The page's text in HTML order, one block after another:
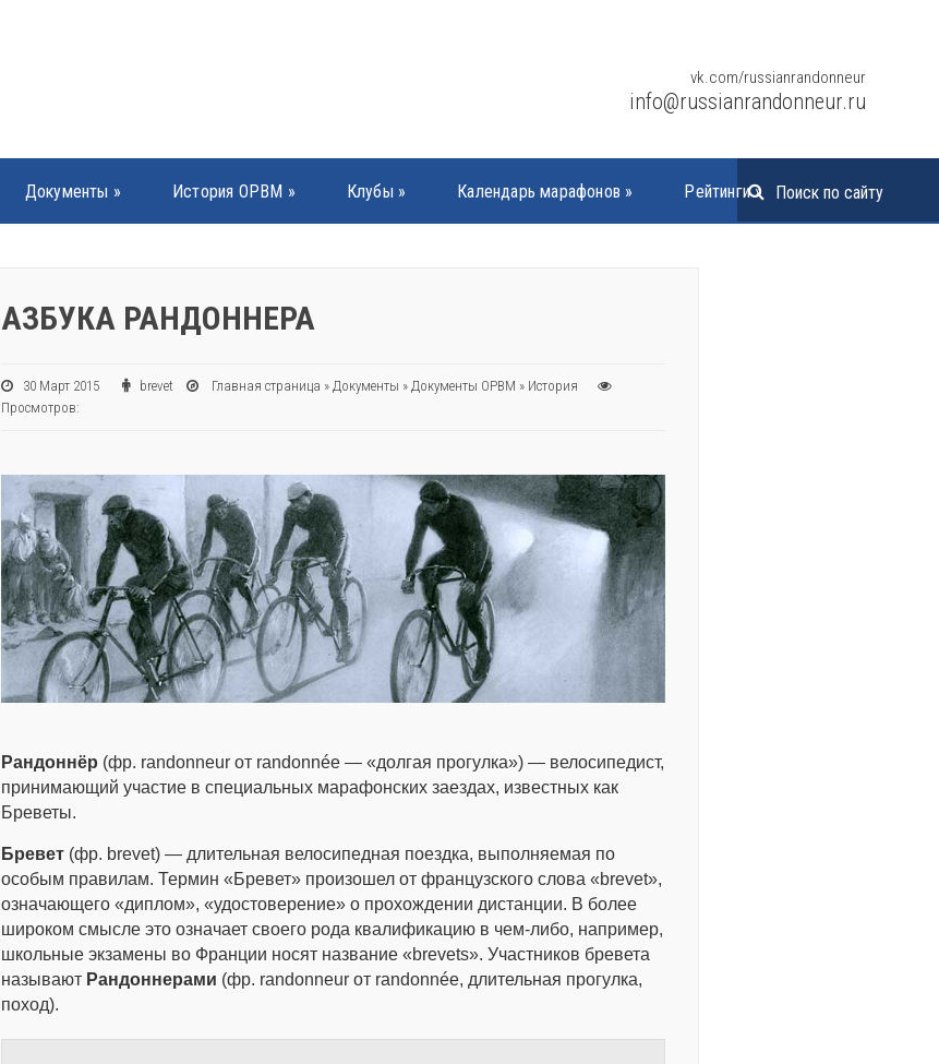
vk.com/russianrandonneur
info@russianrandonneur.ru
Документы » История ОРВМ » Клубы » Календарь марафонов » Рейтинги»
АЗБУКА РАНДОННЕРА
30 Март 2015 brevet Главная страница »Документы »Документы ОРВМ » История
Просмотров:
Рандоннёр (фр. randonneur от randonnée — «долгая прогулка») — велосипедист,
принимающий участие в специальных марафонских заездах, известных как
Бреветы.
Бревет (фр. brevet) — длительная велосипедная поездка, выполняемая по
особым правилам. Термин «Бревет» произошел от французского слова «brevet»,
означающего «диплом», «удостоверение» о прохождении дистанции. В более
широком смысле это означает своего рода квалификацию в чем-либо, например,
школьные экзамены во Франции носят название «brevets». Участников бревета
называют Рандоннерами (фр. randonneur от randonnée, длительная прогулка,
поход).